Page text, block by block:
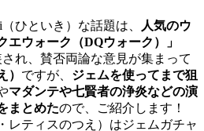
ひといき）な話題は、
人気のウ
エウォーク（DQウォーク）」
れ、賛否両論な意見が集まって
） ですが、 ジェムを使ってまで狙
マダンテや七賢者の浄炎などの演
まとめたので、ご紹介します！